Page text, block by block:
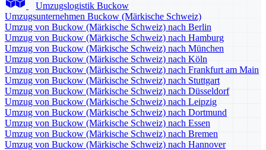
Umzugslogistik Buckow
Umzugsunternehmen Buckow (Märkische Schweiz)
Umzug von Buckow (Märkische Schweiz) nach Berlin
Umzug von Buckow (Märkische Schweiz) nach Hamburg
Umzug von Buckow (Märkische Schweiz) nach München
Umzug von Buckow (Märkische Schweiz) nach Köln
Umzug von Buckow (Märkische Schweiz) nach Frankfurt am Main
Umzug von Buckow (Märkische Schweiz) nach Stuttgart
Umzug von Buckow (Märkische Schweiz) nach Düsseldorf
Umzug von Buckow (Märkische Schweiz) nach Leipzig
Umzug von Buckow (Märkische Schweiz) nach Dortmund
Umzug von Buckow (Märkische Schweiz) nach Essen
Umzug von Buckow (Märkische Schweiz) nach Bremen
Umzug von Buckow (Märkische Schweiz) nach Hannover